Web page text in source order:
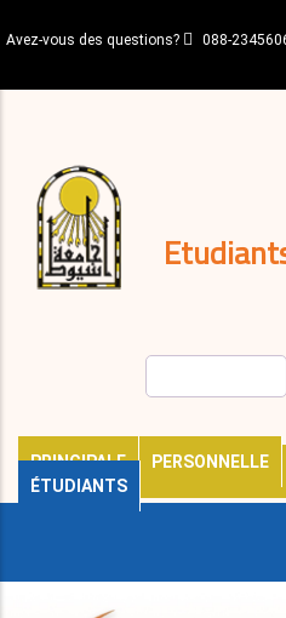
au
principal
Avez-vous des questions? 088-
PRINCIPALE
PERSONNELLE
ÉTUDIANTS
décisions
Expatriés
Journal